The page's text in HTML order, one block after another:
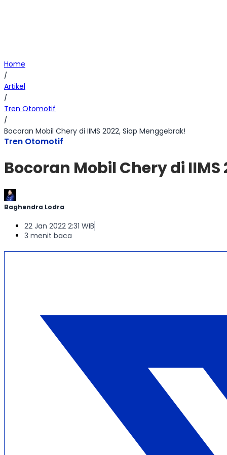
Home
/
Artikel
/
Tren Otomotif
/
Bocoran Mobil Chery di IIMS 2022, Siap Menggebrak!
Tren Otomotif
Bocoran Mobil Chery di
Baghendra Lodra
22 Jan 2022 2:31 WIB
3 menit baca